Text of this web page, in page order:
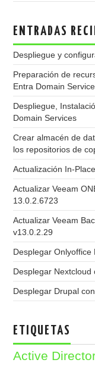
ENTRADAS
Despliegue y
Preparación de
Entra Domain
Despliegue,
Domain Services
Crear almacén de
los repositorios de
Actualización In-
Actualizar Veeam
13.0.2.6723
Actualizar Veeam
v13.0.2.29
Desplegar
Desplegar Nextcloud
Desplegar Drupal
ETIQUETAS
Active